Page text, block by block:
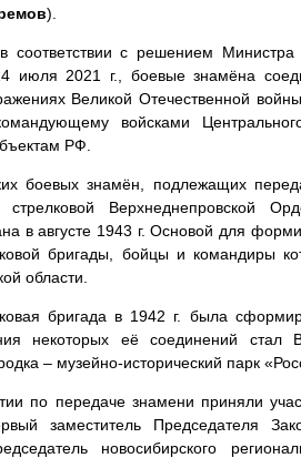
).
соответствии с решением
июля 2021 г., боевые знамёна
Великой Отечественной
войсками
РФ.
боевых знамён, подлежащих
Верхнеднепровской
в августе 1943 г. Основой для
бригады, бойцы и командиры
области.
бригада в 1942 г. была
некоторых её соединений стал
– музейно-исторический парк
по передаче знамени приняли
заместитель Председателя
новосибирского